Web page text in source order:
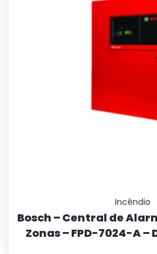
Incêndio
Bosch – Central de
Zonas – FPD-7024-A